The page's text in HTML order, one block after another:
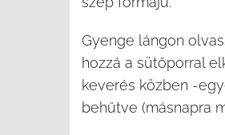
Gyenge lángon
hozzá a sütőporral
keverés közben -
behűtve (másnapra